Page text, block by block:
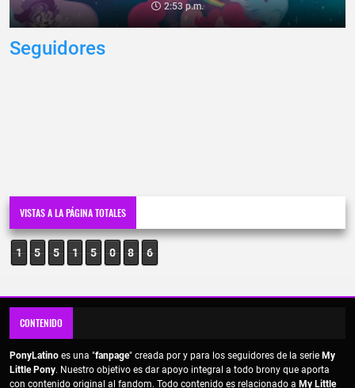
2:53 p.m.
Seguidores
VISTAS A LA PÁGINA TOTALES
1 5 5 1 5 0 8 6
CONTENIDO
PonyLatino es una "fanpage" creada por y para los seguidores de la serie My
Little Pony. Nuestro objetivo es dar apoyo integral a todo brony que aporta
con contenido original al fandom. Todo contenido es relacionado a My Little